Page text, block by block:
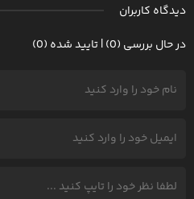
دیدگاه کاربران
در حال بررسی (0) | تایید شده (0)